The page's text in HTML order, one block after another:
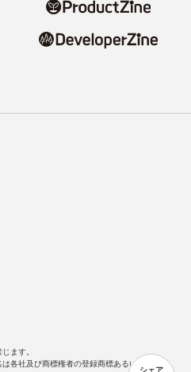
シェア
ます。
各社及び商標権者の登録商標あるいは商標で